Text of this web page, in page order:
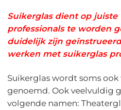
Suikerglas dient op juiste
professionals te worden
duidelijk zijn
werken met suikerglas
Suikerglas wordt soms
genoemd. Ook veelvuldig
volgende namen: